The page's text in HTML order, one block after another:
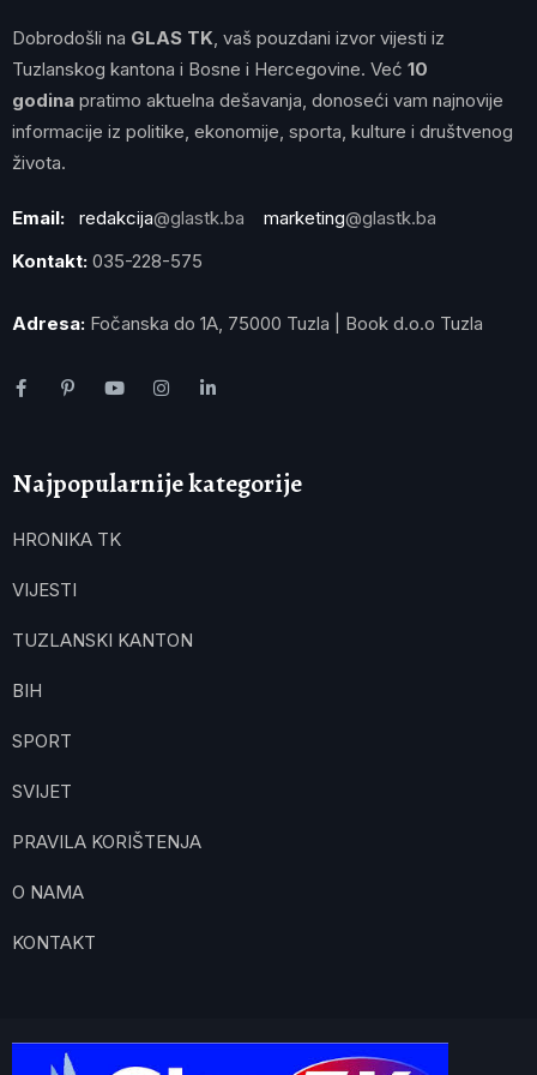
Dobrodošli na GLAS TK , vaš pouzdani izvor vijesti iz
Tuzlanskog kantona i Bosne i Hercegovine. Već 10
godina pratimo aktuelna dešavanja, donoseći vam najnovije
informacije iz politike, ekonomije, sporta, kulture i društvenog
života.
Email: redakcija@glastk.ba marketing@glastk.ba
Kontakt: 035-228-575
Adresa: Fočanska do 1A, 75000 Tuzla | Book d.o.o Tuzla
Najpopularnije kategorije
HRONIKA TK
VIJESTI
TUZLANSKI KANTON
BIH
SPORT
SVIJET
PRAVILA KORIŠTENJA
O NAMA
KONTAKT